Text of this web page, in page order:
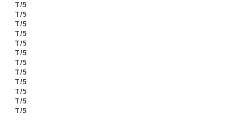
T/5
T/5
T/5
T/5
T/5
T/5
T/5
T/5
T/5
T/5
T/5
T/5